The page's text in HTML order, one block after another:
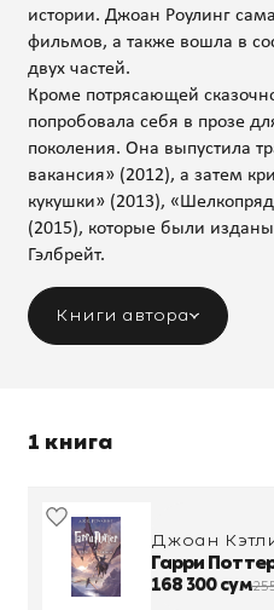
истории. Джоан Роулинг
фильмов, а также вошла в
двух частей.
Кроме потрясающей
попробовала себя в прозе
поколения. Она выпустила
вакансия» (2012), а затем
кукушки» (2013),
(2015), которые были
Гэлбрейт.
Книги автора
1 книга
Джоан
Гарри
168 300 сум